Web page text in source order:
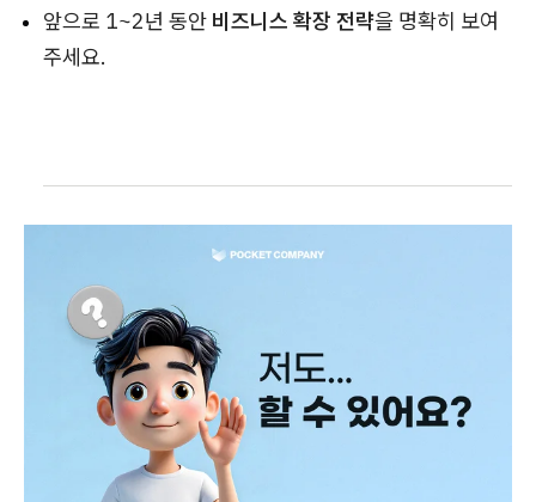
앞으로 1~2년 동안 비즈니스 확장 전략을 명확히 보여
주세요.